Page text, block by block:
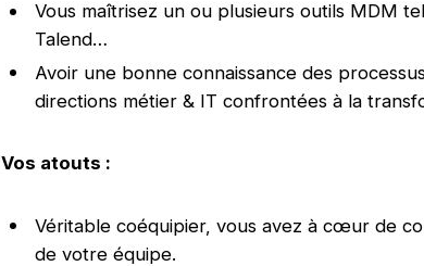
Vous maîtrisez un ou plusieurs outils MDM
Talend…
Avoir une bonne connaissance des
directions métier & IT confrontées à la
Vos atouts :
Véritable coéquipier, vous avez à cœur de
de votre équipe.